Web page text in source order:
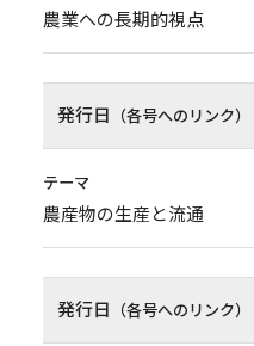
農業への長期的視点
発行日 （各号へのリンク）
テーマ
農産物の生産と流通
発行日 （各号へのリンク）